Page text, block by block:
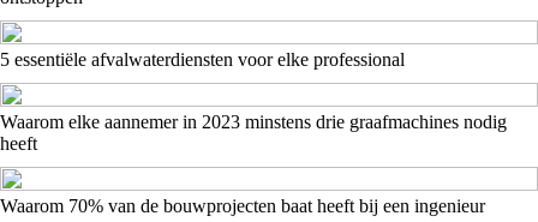
5 essentiële afvalwaterdiensten voor elke professional
Waarom elke aannemer in 2023 minstens drie graafmachines nodig
heeft
Waarom 70% van de bouwprojecten baat heeft bij een ingenieur